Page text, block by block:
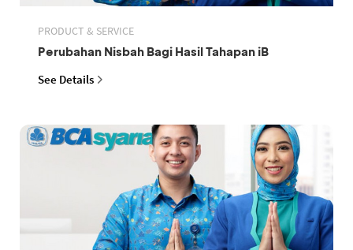
PRODUCT & SERVICE
Perubahan Nisbah Bagi Hasil Tahapan iB
See Details